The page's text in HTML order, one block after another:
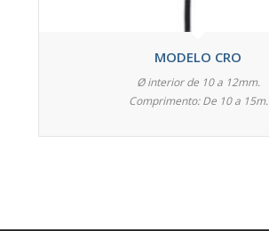
MODELO CRO
Ø interior de 10 a 12mm.
Comprimento: De 10 a 15m.